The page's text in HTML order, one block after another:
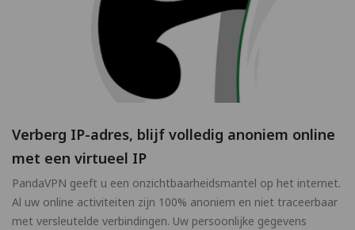
Verberg IP-adres, blijf volledig anoniem online
met een virtueel IP
PandaVPN geeft u een onzichtbaarheidsmantel op het internet.
Al uw online activiteiten zijn 100% anoniem en niet traceerbaar
met versleutelde verbindingen. Uw persoonlijke gegevens